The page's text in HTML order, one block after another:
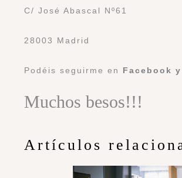
C/ José Abascal Nº61
28003 Madrid
Podéis seguirme en Facebook y
Muchos besos!!!
Artículos